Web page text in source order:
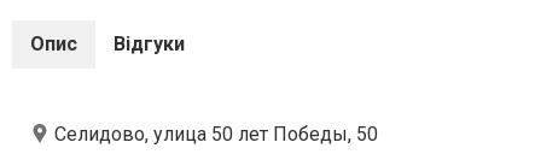
Опис Відгуки
Селидово, улица 50 лет Победы, 50